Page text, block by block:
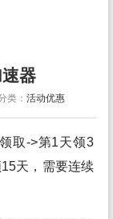
器
类： 活动优惠
取->第1天领3
天，需要连续